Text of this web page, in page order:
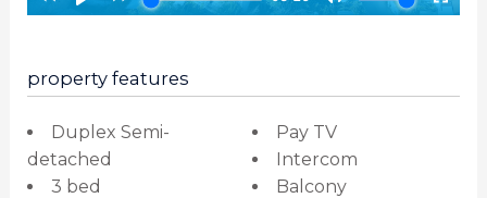
property features
Duplex Semi-
detached
3 bed
Pay TV
Intercom
Balcony